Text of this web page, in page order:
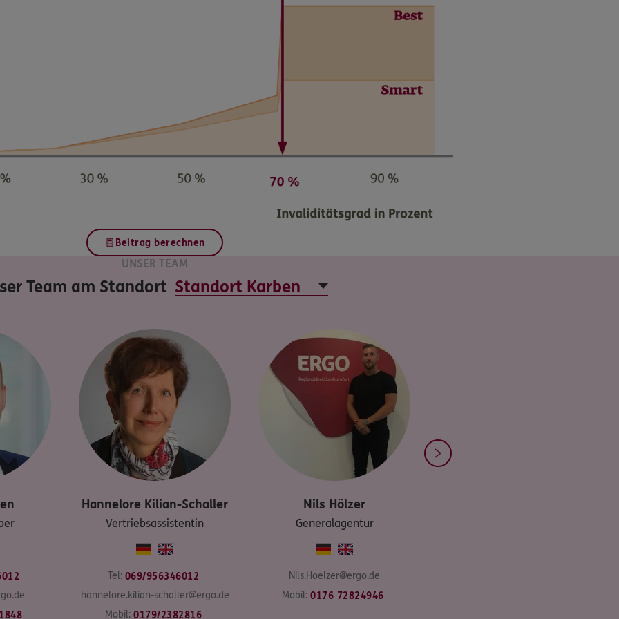
Beitrag berechnen
UNSER TEAM
Team am Standort
Hannelore Kilian-Schaller
Vertriebsassistentin
Tel: 069/956346012
hannelore.kilian-schaller@ergo.de
Mobil: 0179/2382816
Nils Hölzer
Generalagentur
Nils.Hoelzer@ergo.de
Mobil: 0176 72824946